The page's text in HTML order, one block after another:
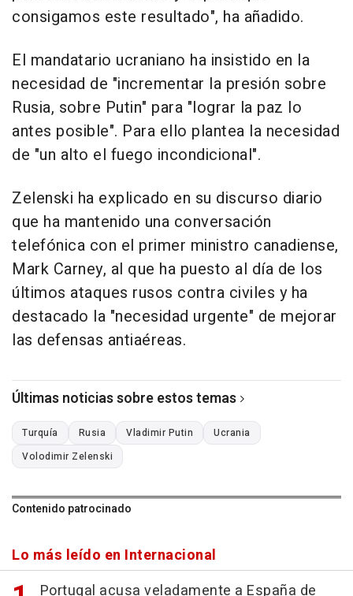
consigamos este resultado", ha añadido.
El mandatario ucraniano ha insistido en la
necesidad de "incrementar la presión sobre
Rusia, sobre Putin" para "lograr la paz lo
antes posible". Para ello plantea la necesidad
de "un alto el fuego incondicional".
Zelenski ha explicado en su discurso diario
que ha mantenido una conversación
telefónica con el primer ministro canadiense,
Mark Carney, al que ha puesto al día de los
últimos ataques rusos contra civiles y ha
destacado la "necesidad urgente" de mejorar
las defensas antiaéreas.
Últimas noticias sobre estos temas
Turquía Rusia Vladimir Putin
Ucrania
Volodimir Zelenski
Contenido patrocinado
Lo más leído en Internacional
Portugal acusa veladamente a España de